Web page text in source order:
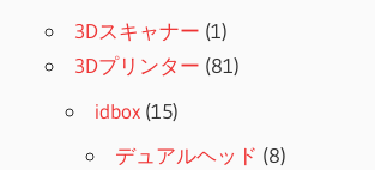
3Dスキャナー (1)
3Dプリンター (81)
idbox (15)
デュアルヘッド (8)